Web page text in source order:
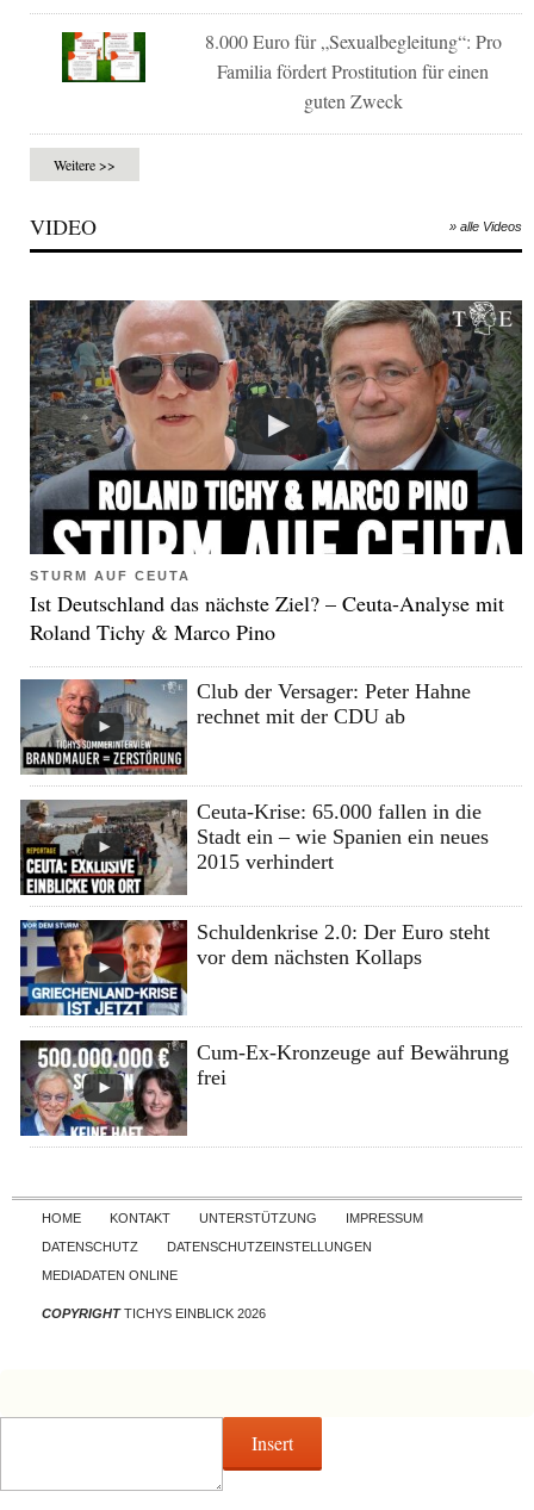
8.000 Euro für „Sexualbegleitung“: Pro
Familia fördert Prostitution für einen
guten Zweck
Weitere >>
VIDEO » alle Videos
STURM AUF CEUTA
Ist Deutschland das nächste Ziel? – Ceuta-Analyse mit
Roland Tichy & Marco Pino
Club der Versager: Peter Hahne
rechnet mit der CDU ab
Ceuta-Krise: 65.000 fallen in die
Stadt ein – wie Spanien ein neues
2015 verhindert
Schuldenkrise 2.0: Der Euro steht
vor dem nächsten Kollaps
Cum-Ex-Kronzeuge auf Bewährung
frei
Skip to content
HOME KONTAKT UNTERSTÜTZUNG
IMPRESSUM
DATENSCHUTZ
DATENSCHUTZEINSTELLUNGEN
MEDIADATEN ONLINE
COPYRIGHTTICHYS EINBLICK 2026
Insert